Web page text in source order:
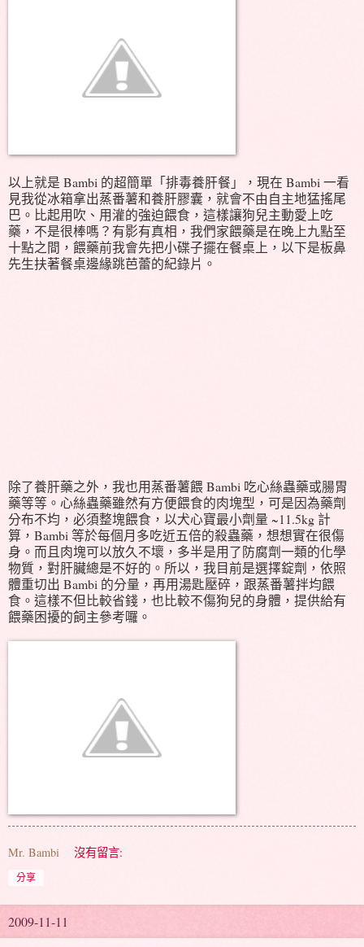
以上就是 Bambi 的超簡單「排毒養肝餐」，現在 Bambi 一看
見我從冰箱拿出蒸番薯和養肝膠囊，就會不由自主地猛搖尾
巴。比起用吹、用灌的強迫餵食，這樣讓狗兒主動愛上吃
藥，不是很棒嗎？有影有真相，我們家餵藥是在晚上九點至
十點之間，餵藥前我會先把小碟子擺在餐桌上，以下是板鼻
先生扶著餐桌邊緣跳芭蕾的紀錄片。
除了養肝藥之外，我也用蒸番薯餵 Bambi 吃心絲蟲藥或腸胃
藥等等。心絲蟲藥雖然有方便餵食的肉塊型，可是因為藥劑
分布不均，必須整塊餵食，以犬心寶最小劑量 ~11.5kg 計
算，Bambi 等於每個月多吃近五倍的殺蟲藥，想想實在很傷
身。而且肉塊可以放久不壞，多半是用了防腐劑一類的化學
物質，對肝臟總是不好的。所以，我目前是選擇錠劑，依照
體重切出 Bambi 的分量，再用湯匙壓碎，跟蒸番薯拌均餵
食。這樣不但比較省錢，也比較不傷狗兒的身體，提供給有
餵藥困擾的飼主參考囉。
Mr. Bambi 沒有留言:
分享
2009-11-11